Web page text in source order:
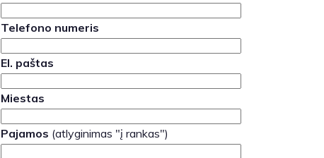
Telefono numeris
El. paštas
Miestas
Pajamos (atlyginimas "į rankas")